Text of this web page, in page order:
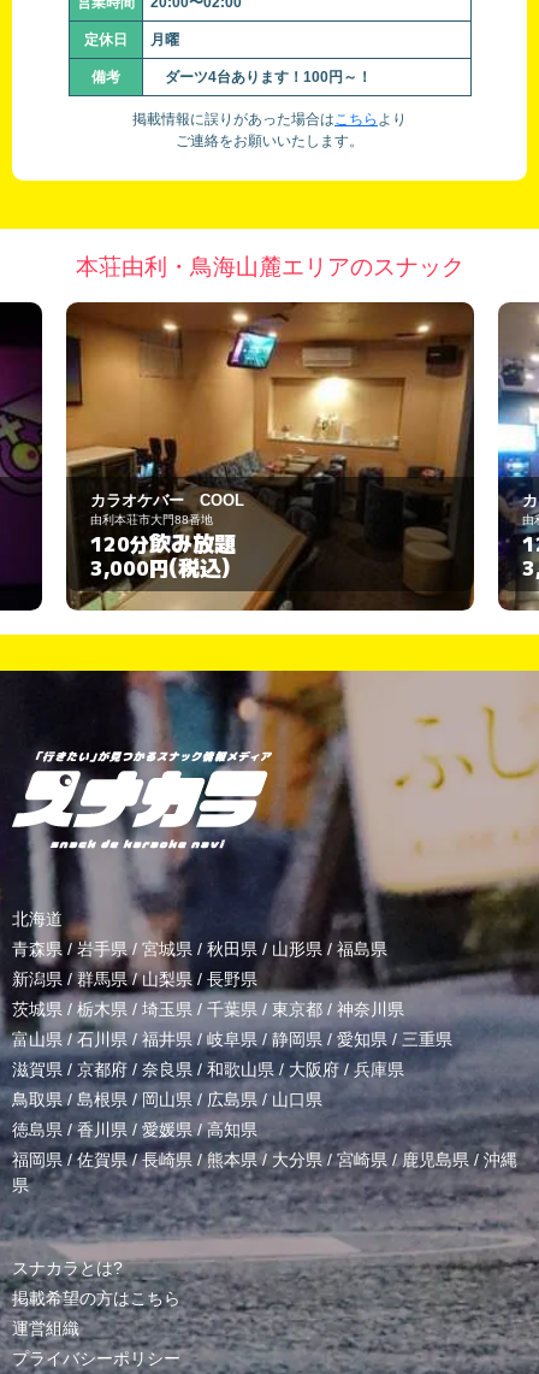
定休日 月曜
備考 ダーツ4台あります！100円～！
掲載情報に誤りがあった場合はこちら より
ご連絡をお願いいたします。
本荘由利・鳥海山麓エリアのスナック
カラオケバー COOL
由利本荘市大門88番地
120分飲み放題
3,000円(税込)
由
北海道
青森県 / 岩手県/ 宮城県 / 秋田県 / 山形県/ 福島県
新潟県 /群馬県/山梨県 / 長野県
茨城県 / 栃木県 / 埼玉県 / 千葉県 / 東京都 / 神奈川県
富山県 /石川県/福井県/岐阜県 / 静岡県 / 愛知県 / 三重県
滋賀県 / 京都府 / 奈良県 / 和歌山県/ 大阪府 /兵庫県
鳥取県/ 島根県 /岡山県/ 広島県 / 山口県
徳島県 /香川県 / 愛媛県/高知県
福岡県/佐賀県/長崎県 /熊本県/ 大分県/宮崎県 /鹿児島県 / 沖縄
県
スナカラとは?
掲載希望の方はこちら
運営組織
プライバシーポリシー